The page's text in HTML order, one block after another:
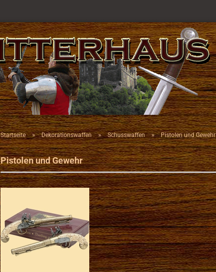
Startseite » Dekorationswaffen » Schusswaffen » Pistolen und Gewehr
Pistolen und Gewehr